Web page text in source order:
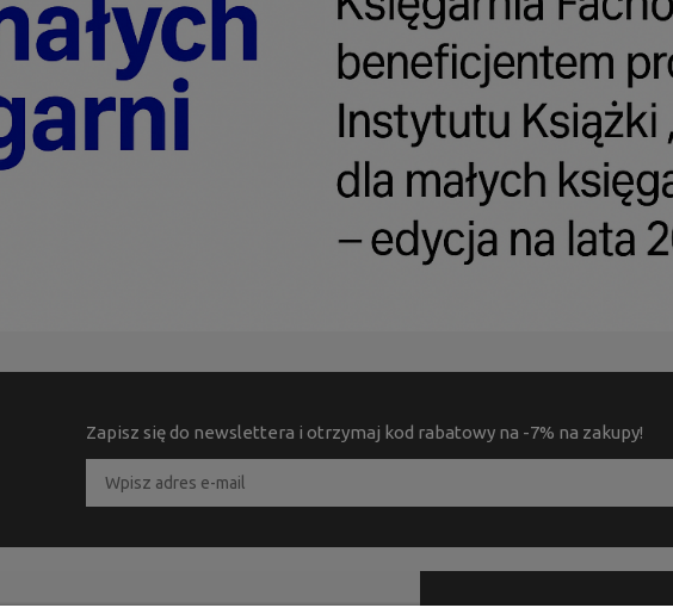
Zapisz się do newslettera i otrzymaj kod rabatowy na -7% na zakupy!